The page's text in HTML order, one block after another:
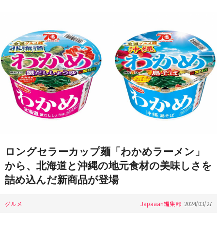
ロングセラーカップ麺「わかめラーメン」
から、北海道と沖縄の地元食材の美味しさを
詰め込んだ新商品が登場
グルメ Japaaan編集部 2024/03/27